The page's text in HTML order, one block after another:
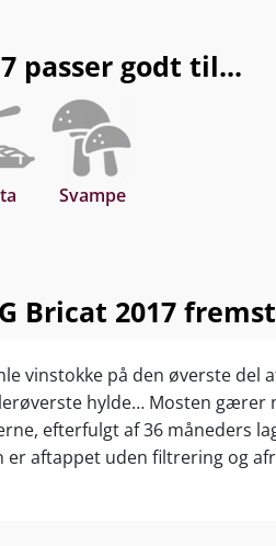
passer godt til...
Svampe
Bricat 2017
vinstokke på den øverste del
hylde… Mosten gærer
efterfulgt af 36 måneders
er aftappet uden filtrering og